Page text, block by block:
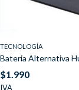
TECNOLOGÍA
Bateria Alternativa
$1.990
IVA